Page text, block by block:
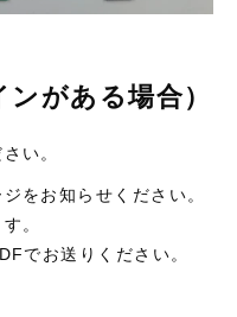
がある場合）
い。
をお知らせください。
。
でお送りください。